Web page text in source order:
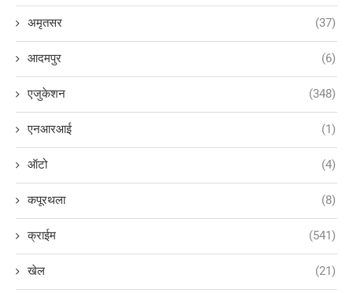
अमृतसर (37)
आदमपुर (6)
एजुकेशन (348)
एनआरआई (1)
ऑटो (4)
कपूरथला (8)
क्राईम (541)
खेल (21)